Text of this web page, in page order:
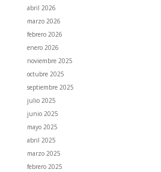
abril 2026
marzo 2026
febrero 2026
enero 2026
noviembre 2025
octubre 2025
septiembre 2025
julio 2025
junio 2025
mayo 2025
abril 2025
marzo 2025
febrero 2025